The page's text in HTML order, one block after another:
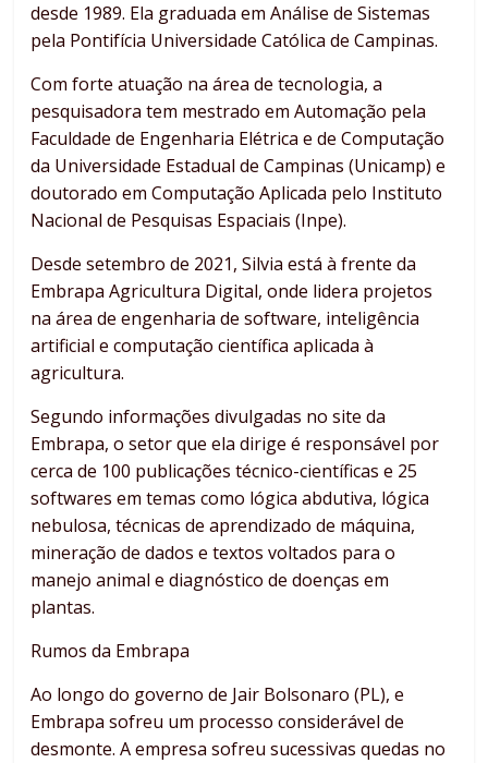
desde 1989. Ela graduada em Análise de Sistemas
pela Pontifícia Universidade Católica de Campinas.
Com forte atuação na área de tecnologia, a
pesquisadora tem mestrado em Automação pela
Faculdade de Engenharia Elétrica e de Computação
da Universidade Estadual de Campinas (Unicamp) e
doutorado em Computação Aplicada pelo Instituto
Nacional de Pesquisas Espaciais (Inpe).
Desde setembro de 2021, Silvia está à frente da
Embrapa Agricultura Digital, onde lidera projetos
na área de engenharia de software, inteligência
artificial e computação científica aplicada à
agricultura.
Segundo informações divulgadas no site da
Embrapa, o setor que ela dirige é responsável por
cerca de 100 publicações técnico-científicas e 25
softwares em temas como lógica abdutiva, lógica
nebulosa, técnicas de aprendizado de máquina,
mineração de dados e textos voltados para o
manejo animal e diagnóstico de doenças em
plantas.
Rumos da Embrapa
Ao longo do governo de Jair Bolsonaro (PL), e
Embrapa sofreu um processo considerável de
desmonte. A empresa sofreu sucessivas quedas no